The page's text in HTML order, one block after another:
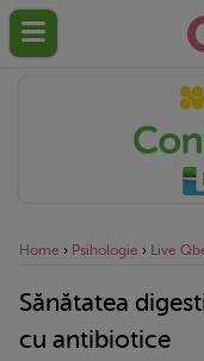
Home › Psihologie › Live
Sănătatea
cu antibiotice